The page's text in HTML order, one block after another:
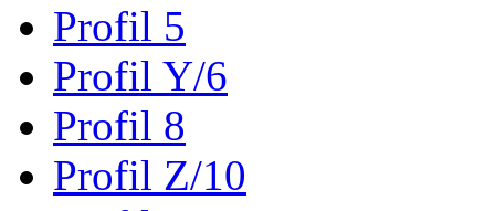
Profil 5
Profil Y/6
Profil 8
Profil Z/10